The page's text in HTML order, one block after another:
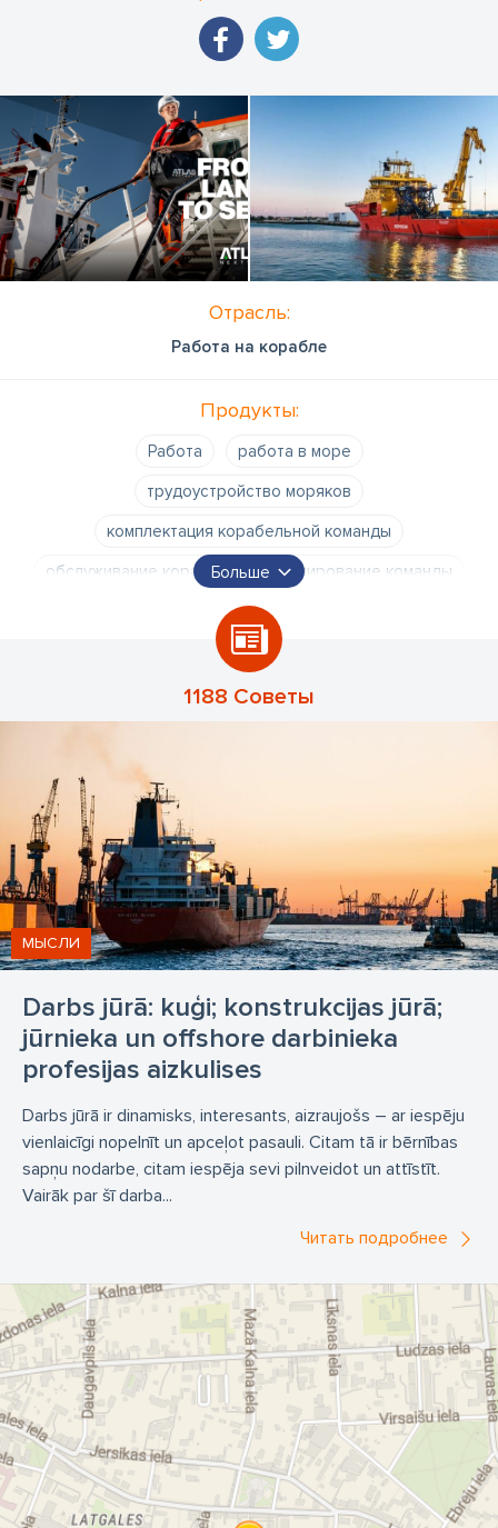
Отрасль:
Работа на корабле
Продукты:
Работа
работа в море
трудоустройство моряков
комплектация корабельной команды
обслуживание корабля
формирование команды
работа на корабле
формирование обслуги offshore инсталляции
работа моряков работа на кораблях
Больше
1188 Советы
Darbs jūrā: kuģi; konstrukcijas jūrā;
jūrnieka un offshore darbinieka
profesijas aizkulises
МЫСЛИ
Darbs jūrā ir dinamisks, interesants, aizraujošs – ar iespēju
vienlaicīgi nopelnīt un apceļot pasauli. Citam tā ir bērnības
sapņu nodarbe, citam iespēja sevi pilnveidot un attīstīt.
Vairāk par šī darba...
Читать подробнее